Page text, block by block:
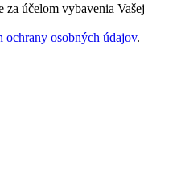
za účelom vybavenia Vašej
ochrany osobných údajov.